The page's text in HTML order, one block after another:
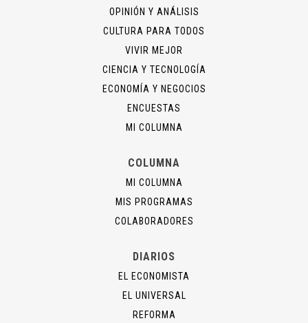
OPINIÓN Y ANÁLISIS
CULTURA PARA TODOS
VIVIR MEJOR
CIENCIA Y TECNOLOGÍA
ECONOMÍA Y NEGOCIOS
ENCUESTAS
MI COLUMNA
COLUMNA
MI COLUMNA
MIS PROGRAMAS
COLABORADORES
DIARIOS
EL ECONOMISTA
EL UNIVERSAL
REFORMA